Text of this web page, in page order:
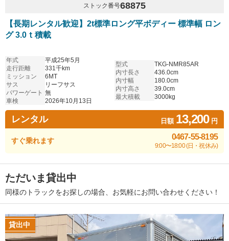
ストック番号68875
【長期レンタル歓迎】2t標準ロング平ボディー 標準幅 ロン
グ 3.0ｔ積載
年式
平成25年5月
走行距離
331千km
ミッション
6MT
サス
リーフサス
パワーゲート 無
車検
2026年10月13日
型式
TKG-NMR85AR
内寸長さ
436.0cm
内寸幅
180.0cm
内寸高さ
39.0cm
最大積載
3000kg
レンタル 日額 13,200円
すぐ乗れます 0467-55-8195
9:00〜18:00 (日・祝休み)
ただいま貸出中
同様のトラックをお探しの場合、お気軽にお問い合わせください！
貸出中